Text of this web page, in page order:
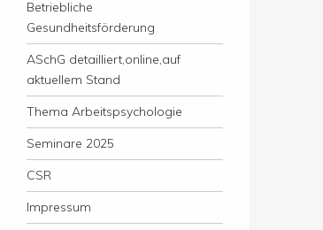
Betriebliche
Gesundheitsförderung
ASchG detailliert,online,auf
aktuellem Stand
Thema Arbeitspsychologie
Seminare 2025
CSR
Impressum